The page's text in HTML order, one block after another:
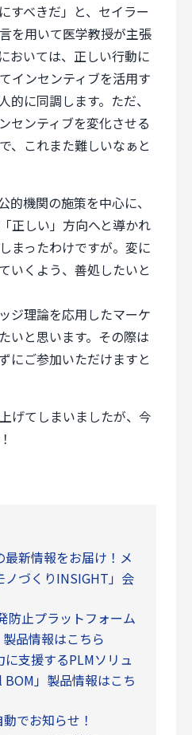
すべきだ」と、セイラー
を用いて医学教授が主張
おいては、正しい行動に
インセンティブを活用す
的に同調します。ただ、
センティブを変化させる
、これまた難しいなぁと
的機関の施策を中心に、
正しい」方向へと導かれ
まったわけですが。変に
いくよう、善処したいと
ジ理論を応用したマーケ
いと思います。その際は
にご参加いただけますと
げてしまいましたが、今
新情報をお届け！メ
ノづくりINSIGHT」会
防止プラットフォーム
品情報はこちら
支援するPLMソリュ
」製品情報はこち
でお知らせ！